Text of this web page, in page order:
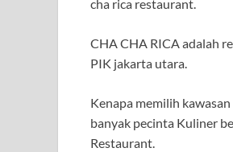
cha rica restaurant.
CHA CHA RICA adalah
PIK jakarta utara.
Kenapa memilih
banyak pecinta Kuliner
Restaurant.